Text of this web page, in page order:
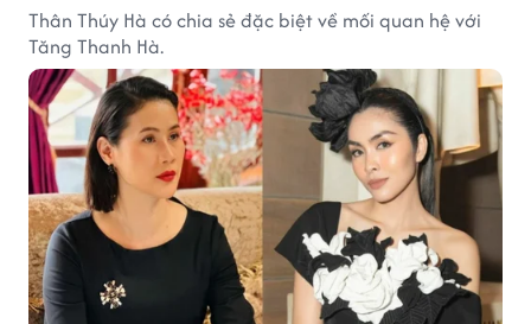
Thân Thúy Hà có chia sẻ đặc biệt về mối quan hệ với
Tăng Thanh Hà.